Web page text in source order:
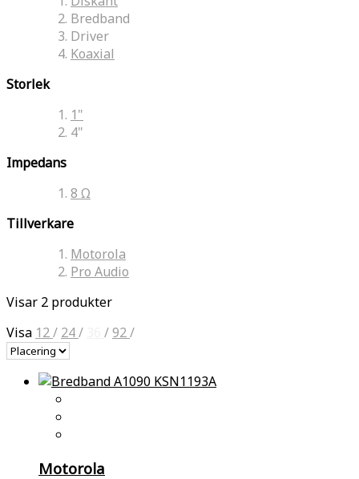
Bredband
Driver
Koaxial
Storlek
1"
4"
Impedans
8 Ω
Tillverkare
Motorola
Pro Audio
Visar 2 produkter
Visa 12/ 24/ /92/
Motorola